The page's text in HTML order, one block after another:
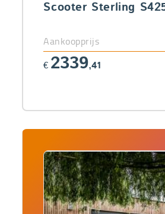
Scooter Sterling
Aankoopprijs
€ 2339,41